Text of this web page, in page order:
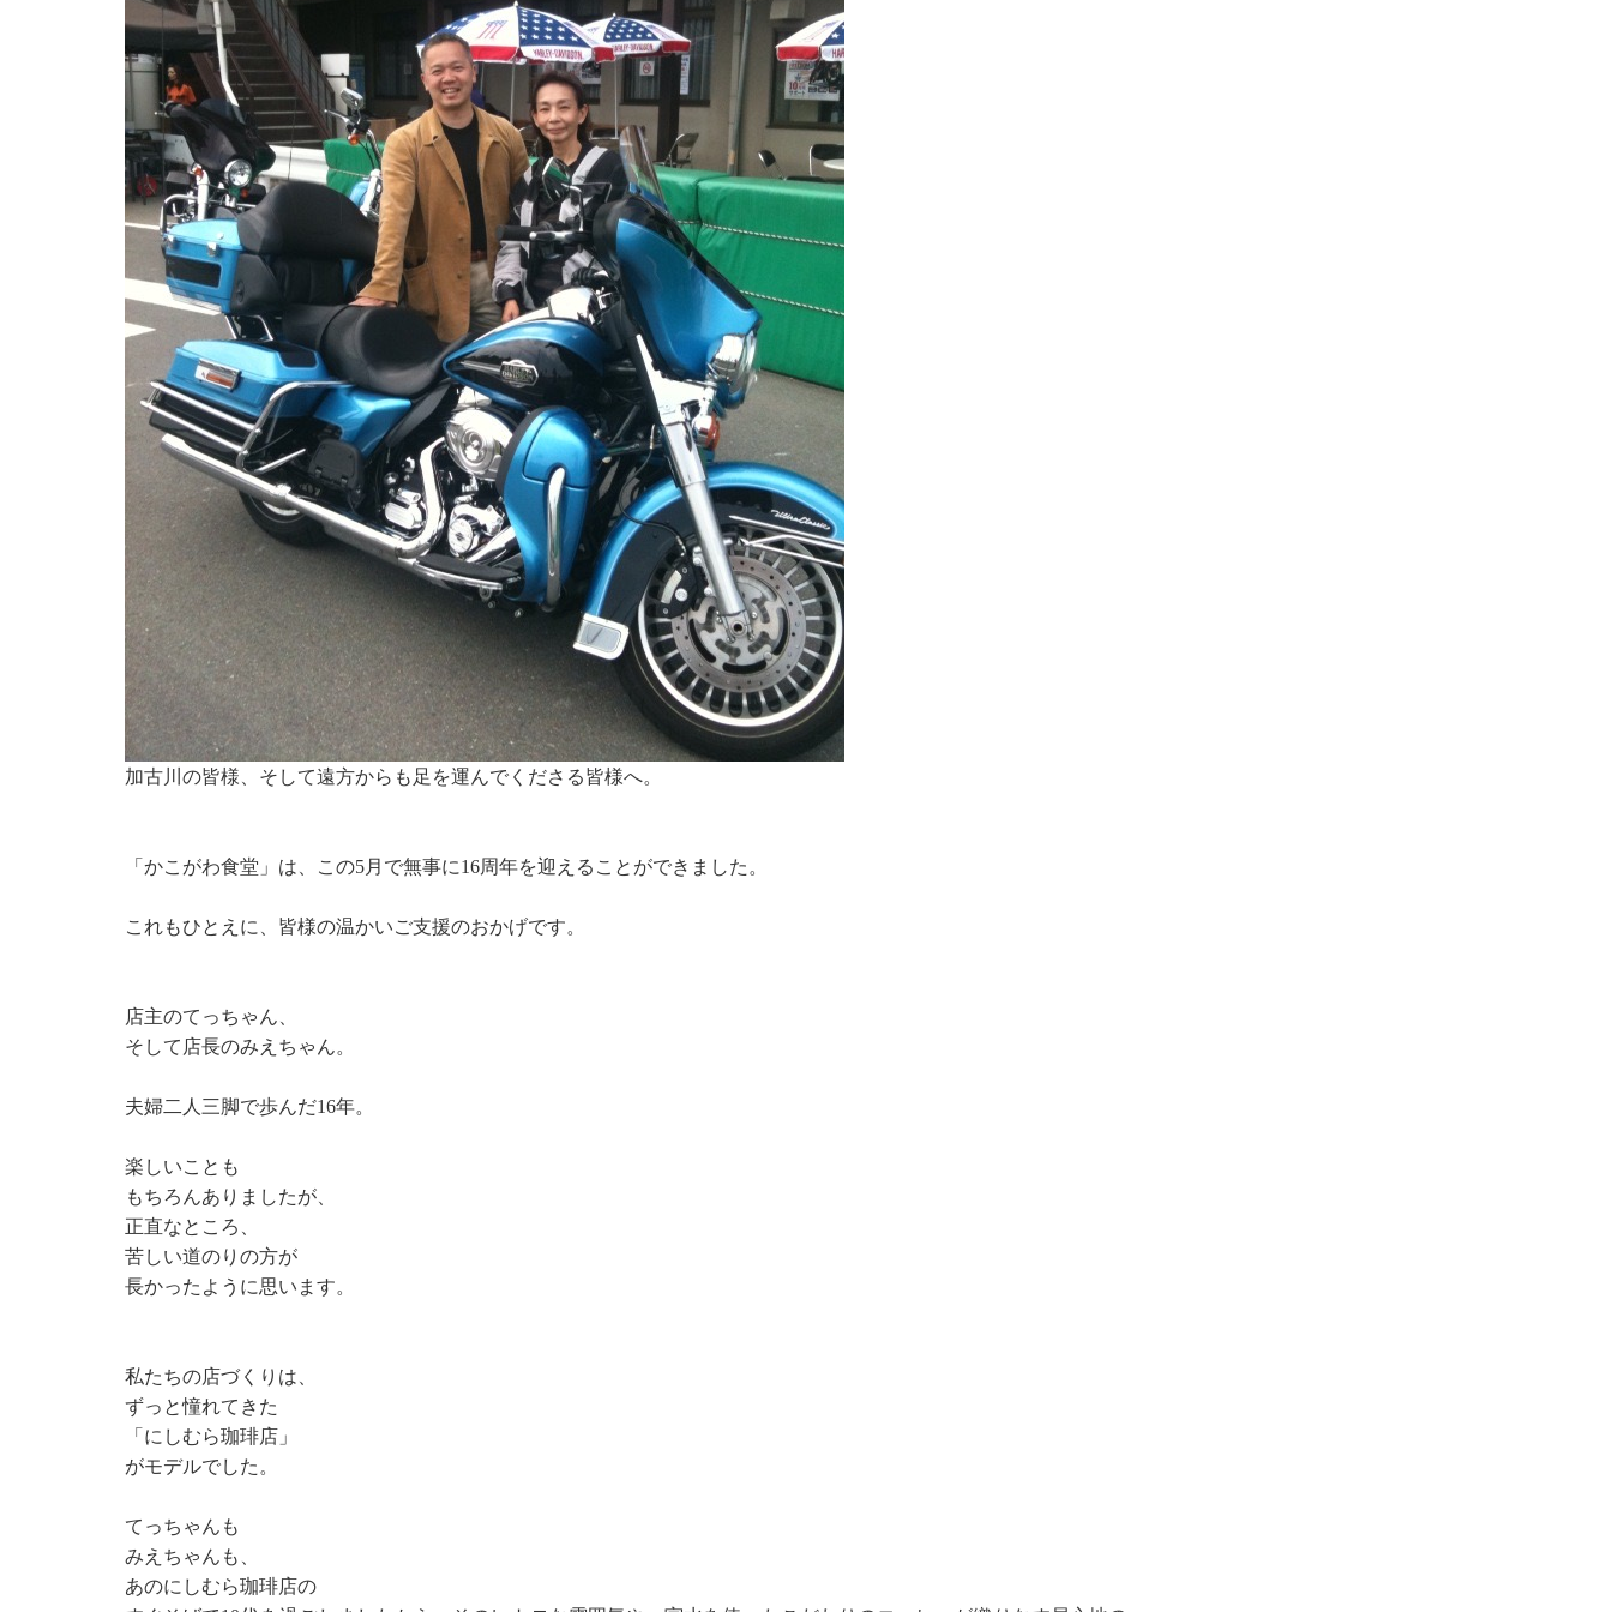
加古川の皆様、そして遠方からも足を運んでくださる皆様へ。
「かこがわ食堂」は、この5月で無事に16周年を迎えることができました。
これもひとえに、皆様の温かいご支援のおかげです。
店主のてっちゃん、
そして店長のみえちゃん。
夫婦二人三脚で歩んだ16年。
楽しいことも
もちろんありましたが、
正直なところ、
苦しい道のりの方が
長かったように思います。
私たちの店づくりは、
ずっと憧れてきた
「にしむら珈琲店」
がモデルでした。
てっちゃんも
みえちゃんも、
あのにしむら珈琲店の